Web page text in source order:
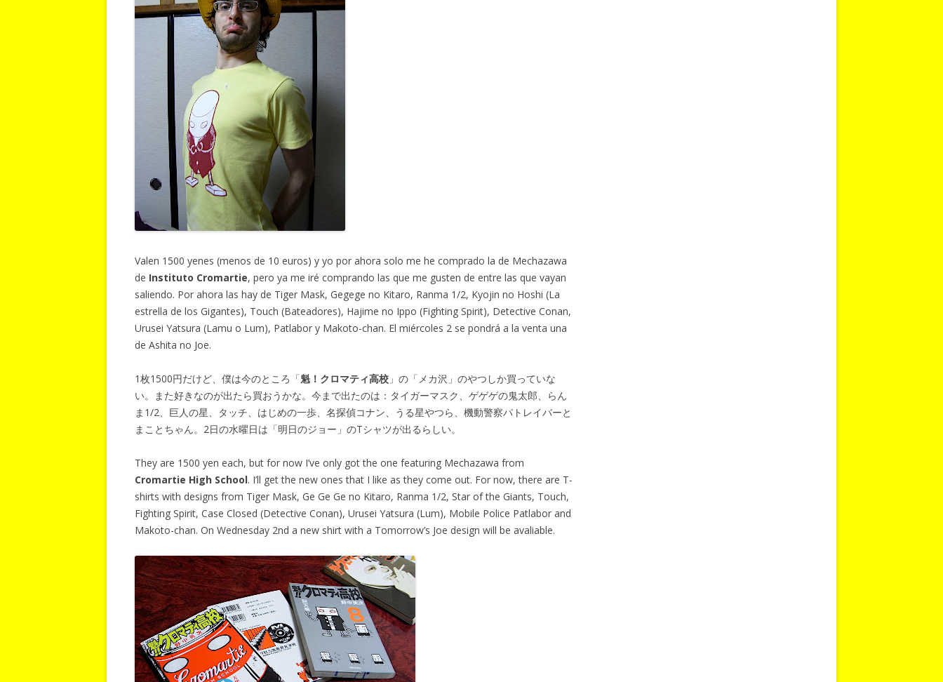
Valen 1500 yenes (menos de 10 euros) y yo por ahora solo me he comprado la de Mechazawa
de Instituto Cromartie, pero ya me iré comprando las que me gusten de entre las que vayan
saliendo. Por ahora las hay de Tiger Mask, Gegege no Kitaro, Ranma 1/2, Kyojin no Hoshi (La
estrella de los Gigantes), Touch (Bateadores), Hajime no Ippo (Fighting Spirit), Detective Conan,
Urusei Yatsura (Lamu o Lum), Patlabor y Makoto-chan. El miércoles 2 se pondrá a la venta una
de Ashita no Joe.
1枚1500円だけど、僕は今のところ「魁！クロマティ高校 」の「メカ沢」のやつしか買っていな
い。また好きなのが出たら買おうかな。今まで出たのは：タイガーマスク、ゲゲゲの鬼太郎、らん
ま1/2、巨人の星、タッチ、はじめの一歩、名探偵コナン、うる星やつら、機動警察パトレイバーと
まことちゃん。2日の水曜日は「明日のジョー」のTシャツが出るらしい。
They are 1500 yen each, but for now I’ve only got the one featuring Mechazawa from
Cromartie High School. I’ll get the new ones that I like as they come out. For now, there are T-
shirts with designs from Tiger Mask, Ge Ge Ge no Kitaro, Ranma 1/2, Star of the Giants, Touch,
Fighting Spirit, Case Closed (Detective Conan), Urusei Yatsura (Lum), Mobile Police Patlabor and
Makoto-chan. On Wednesday 2nd a new shirt with a Tomorrow’s Joe design will be avaliable.